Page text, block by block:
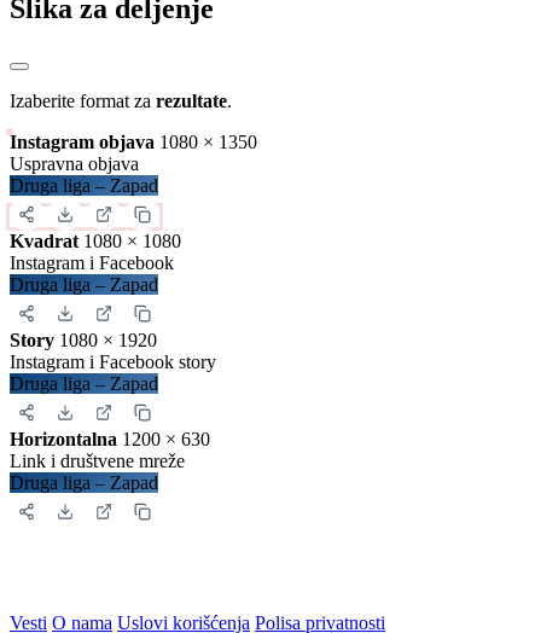
23.53
po utakmici
Detalji
Zatvori
Preuzimanje sadržaja
Iskopirajte ovaj kod u Vašu web stranicu:
Ovako će izgledati prikaz na Vašoj stranici:
Zatvori
Slika za deljenje
Druga liga – Zapad